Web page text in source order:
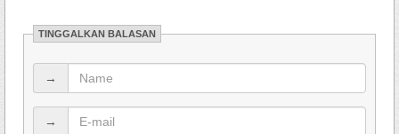
TINGGALKAN BALASAN
→
→